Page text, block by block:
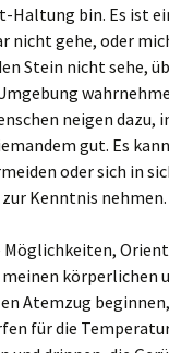
Haltung bin. Es ist
nicht gehe, oder
Stein nicht sehe,
neigen dazu,
gut. Es
oder sich in
Kenntnis
körperlichen
Atemzug
für die